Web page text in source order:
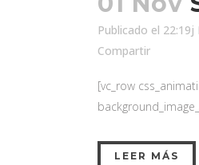
Publicado el 22:19j
Compartir
[vc_row
LEER MÁS